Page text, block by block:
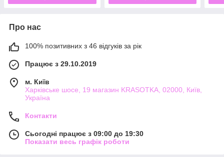
Про нас
100% позитивних з 46 відгуків за рік
Працює з 29.10.2019
м. Київ
Харківське шосе, 19 магазин KRASOTKA, 02000, Київ,
Україна
Контакти
Сьогодні працює з 09:00 до 19:30
Показати весь графік роботи